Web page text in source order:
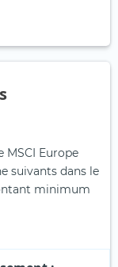
MSCI Europe
suivants dans le
minimum